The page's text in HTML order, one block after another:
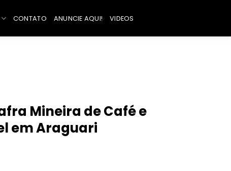
CONTATO ANUNCIE AQUI! VIDEOS
Mineira de Café e
em Araguari